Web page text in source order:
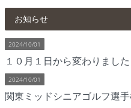
お知らせ
2024/10/01
１０月１日から変わりました
2024/10/01
関東ミッドシニアゴルフ選